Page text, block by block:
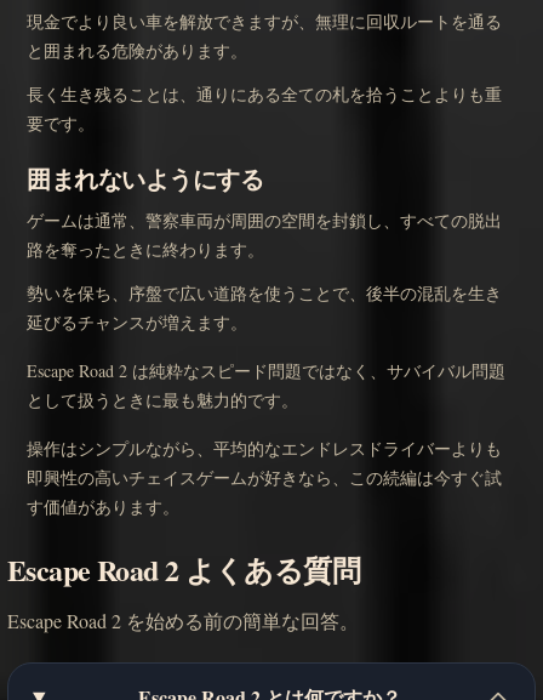
現金でより良い車を解放できますが、無理に回収ルートを通る
と囲まれる危険があります。
長く生き残ることは、通りにある全ての札を拾うことよりも重
要です。
囲まれないようにする
ゲームは通常、警察車両が周囲の空間を封鎖し、すべての脱出
路を奪ったときに終わります。
勢いを保ち、序盤で広い道路を使うことで、後半の混乱を生き
延びるチャンスが増えます。
Escape Road 2 は純粋なスピード問題ではなく、サバイバル問題
として扱うときに最も魅力的です。
操作はシンプルながら、平均的なエンドレスドライバーよりも
即興性の高いチェイスゲームが好きなら、この続編は今すぐ試
す価値があります。
Escape Road 2 よくある質問
Escape Road 2 を始める前の簡単な回答。